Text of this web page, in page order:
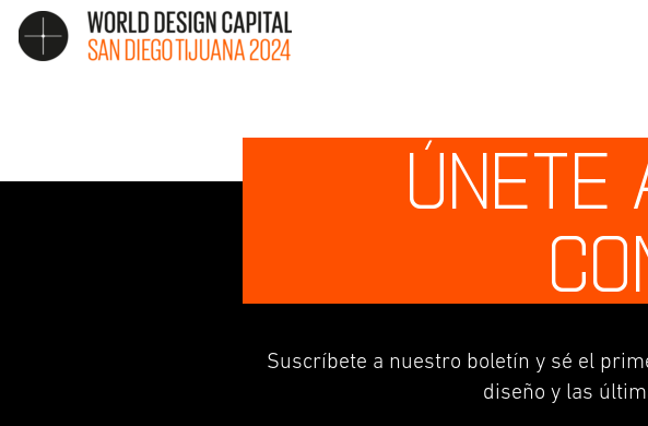
ÚNETE
Suscríbete a nuestro boletín y sé el
diseño y las